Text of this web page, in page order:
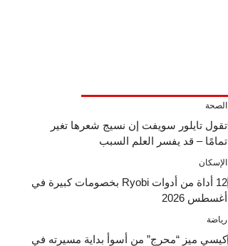
الصحة
تقول تايلور سويفت إن نسيج شعرها تغير
تمامًا – قد يفسر العلم السبب
الإسكان
12 أداة من أدوات Ryobi بخصومات كبيرة في
أغسطس 2026
رياضة
كيسي ميز “محرج” من أسوأ بداية مسيرته في